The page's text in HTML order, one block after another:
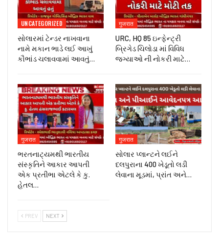
UNCATEGORIZED
સોલારમાં ટેન્ડર નાખવાના
નામે મકાન ભાડે લઈ આખું
કૌભાંડ ચલાવવામાં આવતું…
गुजरात
URC, HQ 85 ઇન્ફેન્ટ્રી
બ્રિગેડ ચિલોડા માં વિવિધ
જગ્યાઓ ની નોકરી માટે…
गुजरात
ભરતનાટ્યમથી ભારતીય
સંસ્કૃતિને આકાર આપતી
એક પ્રતીભા એટલે કે‌ કુ.
હેતલ…
गुजरात
સોલાર પ્લાન્ટને લઈને
દલપુરાના 400 ખેડૂતો લડી
લેવાના મૂડમાં, પ્રાંત અને…
PREV NEXT